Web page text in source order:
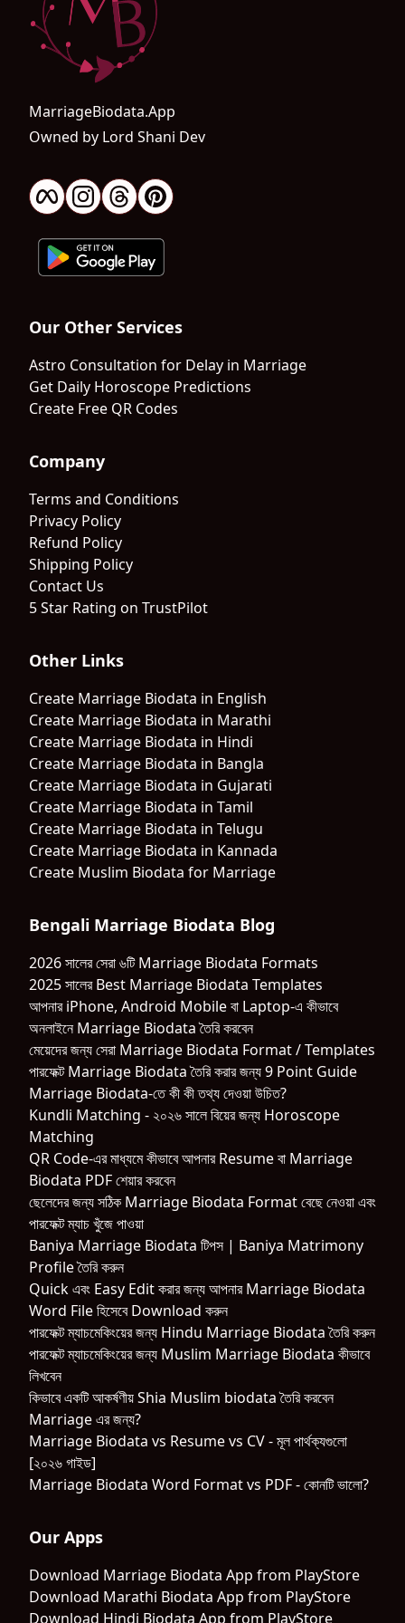
MarriageBiodata.App
Owned by Lord Shani Dev
Our Other Services
Astro Consultation for Delay in Marriage
Get Daily Horoscope Predictions
Create Free QR Codes
Company
Terms and Conditions
Privacy Policy
Refund Policy
Shipping Policy
Contact Us
5 Star Rating on TrustPilot
Other Links
Create Marriage Biodata in English
Create Marriage Biodata in Marathi
Create Marriage Biodata in Hindi
Create Marriage Biodata in Bangla
Create Marriage Biodata in Gujarati
Create Marriage Biodata in Tamil
Create Marriage Biodata in Telugu
Create Marriage Biodata in Kannada
Create Muslim Biodata for Marriage
Bengali Marriage Biodata Blog
2026 সালের সেরা ৬টি Marriage Biodata Formats
2025 সালের Best Marriage Biodata Templates
আপনার iPhone, Android Mobile বা Laptop-এ কীভাবে
অনলাইনে Marriage Biodata তৈরি করবেন
মেয়েদের জন্য সেরা Marriage Biodata Format / Templates
পারফেক্ট Marriage Biodata তৈরি করার জন্য 9 Point Guide
Marriage Biodata-তে কী কী তথ্য দেওয়া উচিত?
Kundli Matching - ২০২৬ সালে বিয়ের জন্য Horoscope
Matching
QR Code-এর মাধ্যমে কীভাবে আপনার Resume বা Marriage
Biodata PDF শেয়ার করবেন
ছেলেদের জন্য সঠিক Marriage Biodata Format বেছে নেওয়া এবং
পারফেক্ট ম্যাচ খুঁজে পাওয়া
Baniya Marriage Biodata টিপস | Baniya Matrimony
Profile তৈরি করুন
Quick এবং Easy Edit করার জন্য আপনার Marriage Biodata
Word File হিসেবে Download করুন
পারফেক্ট ম্যাচমেকিংয়ের জন্য Hindu Marriage Biodata তৈরি করুন
পারফেক্ট ম্যাচমেকিংয়ের জন্য Muslim Marriage Biodata কীভাবে
লিখবেন
কিভাবে একটি আকর্ষণীয় Shia Muslim biodata তৈরি করবেন
Marriage এর জন্য?
Marriage Biodata vs Resume vs CV - মূল পার্থক্যগুলো
[২০২৬ গাইড]
Marriage Biodata Word Format vs PDF - কোনটি ভালো?
Our Apps
Download Marriage Biodata App from PlayStore
Download Marathi Biodata App from PlayStore
Download Hindi Biodata App from PlayStore